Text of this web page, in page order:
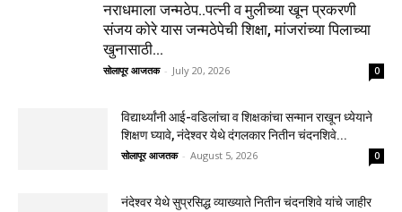
नराधमाला जन्मठेप..पत्नी व मुलीच्या खून प्रकरणी
संजय कोरे यास जन्मठेपेची शिक्षा, मांजरांच्या पिलाच्या
खुनासाठी...
सोलापूर आजतक - July 20, 2026 0
विद्यार्थ्यांनी आई-वडिलांचा व शिक्षकांचा सन्मान राखून ध्येयाने
शिक्षण घ्यावे, नंदेश्वर येथे दंगलकार नितीन चंदनशिवे...
सोलापूर आजतक - August 5, 2026 0
नंदेश्वर येथे सुप्रसिद्ध व्याख्याते नितीन चंदनशिवे यांचे जाहीर